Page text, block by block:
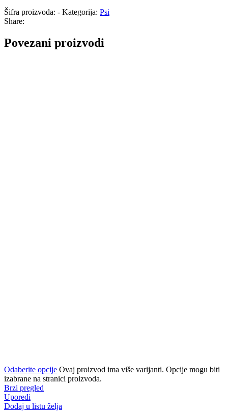
Šifra proizvoda: - Kategorija: Psi
Share:
Povezani proizvodi
Odaberite opcije Ovaj proizvod ima više varijanti. Opcije mogu biti
izabrane na stranici proizvoda.
Brzi pregled
Uporedi
Dodaj u listu želja